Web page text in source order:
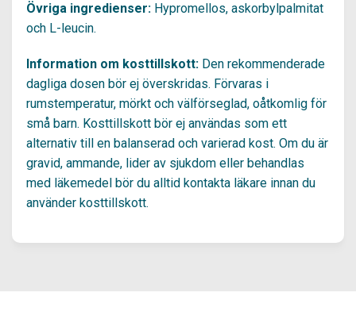
Övriga ingredienser:Hypromellos, askorbylpalmitat
och L-leucin.
Information om kosttillskott:Den rekommenderade
dagliga dosen bör ej överskridas. Förvaras i
rumstemperatur, mörkt och välförseglad, oåtkomlig för
små barn. Kosttillskott bör ej användas som ett
alternativ till en balanserad och varierad kost. Om du är
gravid, ammande, lider av sjukdom eller behandlas
med läkemedel bör du alltid kontakta läkare innan du
använder kosttillskott.